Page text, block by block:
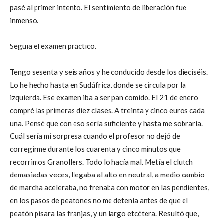
pasé al primer intento. El sentimiento de liberación fue
inmenso.
Seguía el examen práctico.
Tengo sesenta y seis años y he conducido desde los dieciséis.
Lo he hecho hasta en Sudáfrica, donde se circula por la
izquierda. Ese examen iba a ser pan comido. El 21 de enero
compré las primeras diez clases. A treinta y cinco euros cada
una. Pensé que con eso sería suficiente y hasta me sobraría.
Cuál sería mi sorpresa cuando el profesor no dejó de
corregirme durante los cuarenta y cinco minutos que
recorrimos Granollers. Todo lo hacía mal. Metía el clutch
demasiadas veces, llegaba al alto en neutral, a medio cambio
de marcha aceleraba, no frenaba con motor en las pendientes,
en los pasos de peatones no me detenía antes de que el
peatón pisara las franjas, y un largo etcétera. Resultó que,